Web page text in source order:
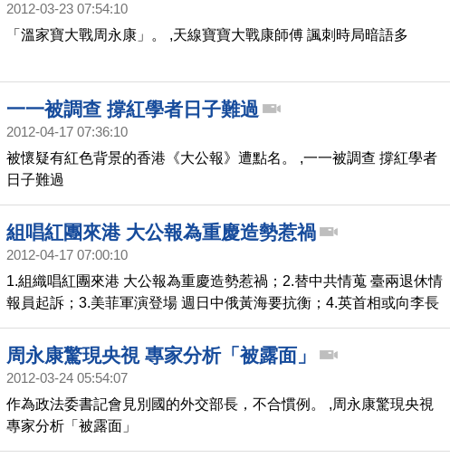
2012-03-23 07:54:10
「溫家寶大戰周永康」。 ,天線寶寶大戰康師傅 諷刺時局暗語多
一一被調查 撐紅學者日子難過
2012-04-17 07:36:10
被懷疑有紅色背景的香港《大公報》遭點名。 ,一一被調查 撐紅學者
日子難過
組唱紅團來港 大公報為重慶造勢惹禍
2012-04-17 07:00:10
1.組織唱紅團來港 大公報為重慶造勢惹禍；2.替中共情蒐 臺兩退休情
報員起訴；3.美菲軍演登場 週日中俄黃海要抗衡‎；4.英首相或向李長
春提海伍德案。
,組唱紅團來港 大公報為重慶造勢惹禍
周永康驚現央視 專家分析「被露面」
2012-03-24 05:54:07
作為政法委書記會見別國的外交部長，不合慣例。 ,周永康驚現央視
專家分析「被露面」